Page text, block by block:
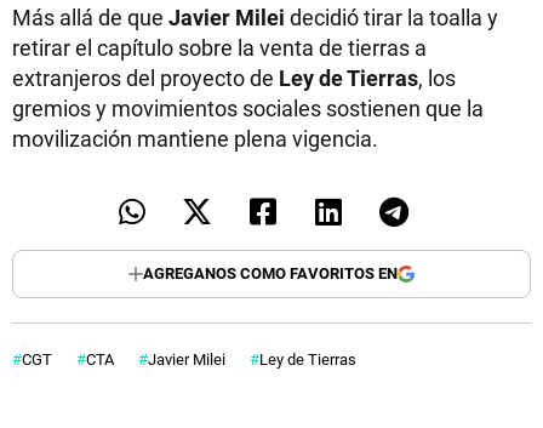
Más allá de que Javier Milei decidió tirar la toalla y
retirar el capítulo sobre la venta de tierras a
extranjeros del proyecto de Ley de Tierras, los
gremios y movimientos sociales sostienen que la
movilización mantiene plena vigencia.
AGREGANOS COMO FAVORITOS EN
CGT CTA Javier Milei Ley de Tierras